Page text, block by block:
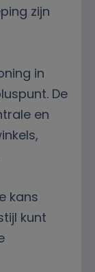
zijn
in
De
en
kans
kunt